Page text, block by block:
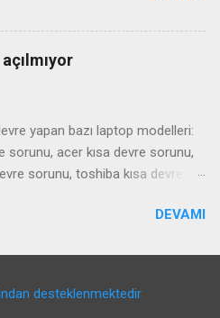
yapan bazı laptop modelleri:
sorunu, acer kısa devre sorunu,
sorunu, toshiba kısa devre
ne gibi bir arıza yapar , tamiri
SIKÇA SORULAN SORULAR ;
çözüm anakart arızası ve
DEVAMI
desteklenmektedir